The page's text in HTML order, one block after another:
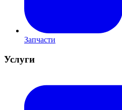
Запчасти
Услуги